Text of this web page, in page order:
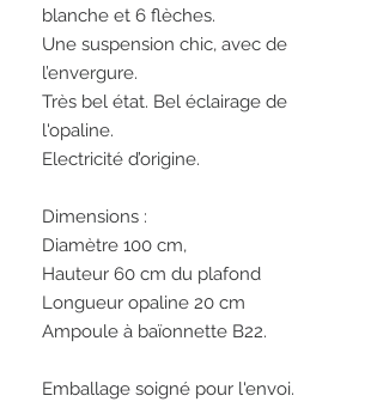
blanche et 6 flèches.
Une suspension chic, avec de
l’envergure.
Très bel état. Bel éclairage de
l'opaline.
Electricité d’origine.
Dimensions :
Diamètre 100 cm,
Hauteur 60 cm du plafond
Longueur opaline 20 cm
Ampoule à baïonnette B22.
Emballage soigné pour l'envoi.